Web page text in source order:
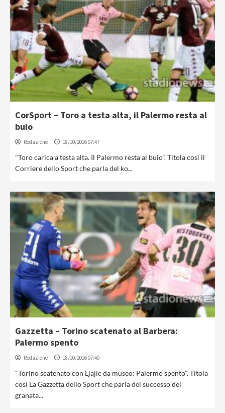
CorSport – Toro a testa alta, il Palermo resta al
buio
Redazione 18/10/2016 07:47
"Toro carica a testa alta. Il Palermo resta al buio". Titola così il
Corriere dello Sport che parla del ko...
Gazzetta – Torino scatenato al Barbera:
Palermo spento
Redazione 18/10/2016 07:40
"Torino scatenato con Ljajic da museo: Palermo spento". Titola
così La Gazzetta dello Sport che parla del successo dei
granata...